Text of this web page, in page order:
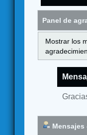
Panel de
Mostrar los
Mensajes